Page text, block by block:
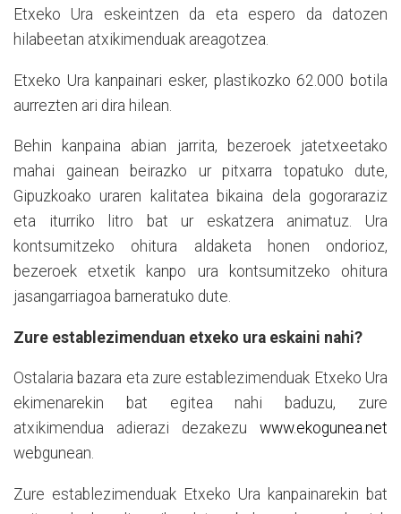
Etxeko Ura eskeintzen da eta espero da datozen
hilabeetan atxikimenduak areagotzea.
Etxeko Ura kanpainari esker, plastikozko 62.000 botila
aurrezten ari dira hilean.
Behin kanpaina abian jarrita, bezeroek jatetxeetako
mahai gainean beirazko ur pitxarra topatuko dute,
Gipuzkoako uraren kalitatea bikaina dela gogoraraziz
eta iturriko litro bat ur eskatzera animatuz. Ura
kontsumitzeko ohitura aldaketa honen ondorioz,
bezeroek etxetik kanpo ura kontsumitzeko ohitura
jasangarriagoa barneratuko dute.
Zure establezimenduan etxeko ura eskaini nahi?
Ostalaria bazara eta zure establezimenduak Etxeko Ura
ekimenarekin bat egitea nahi baduzu, zure
atxikimendua adierazi dezakezu www.ekogunea.net
webgunean.
Zure establezimenduak Etxeko Ura kanpainarekin bat